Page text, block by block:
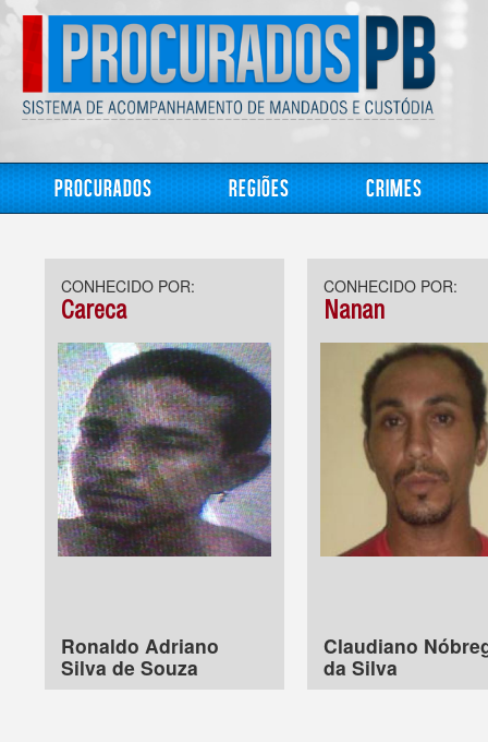
Procurados Regiões Crimes
CONHECIDO POR:
Careca
Ronaldo Adriano
Silva de Souza
CONHECIDO POR:
Nanan
Claudiano
da Silva